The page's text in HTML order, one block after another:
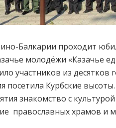
Балкарии проходит
молодёжи «Казачье
участников из десятков
посетила Курбские
знакомство с культурой
православных храмов и